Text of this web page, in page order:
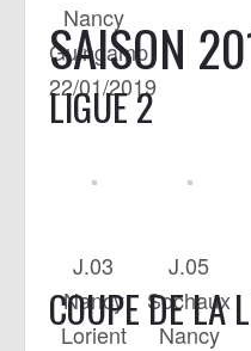
Nancy
Guingamp
22/01/2019
SAISON
LIGUE 2
J.03
Nancy
Lorient
J.05
Sochaux
Nancy
COUPE DE LA